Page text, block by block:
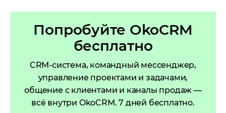
Попробуйте OkoCRM
бесплатно
CRM-система, командный мессенджер,
управление проектами и задачами,
общение с клиентами и каналы продаж —
всё внутри OkoCRM. 7 дней бесплатно.